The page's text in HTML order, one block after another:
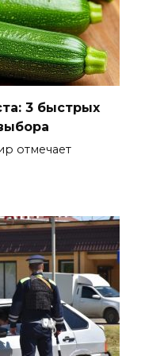
и
ночью в
первое
приметы
3 быстрых
отмечает